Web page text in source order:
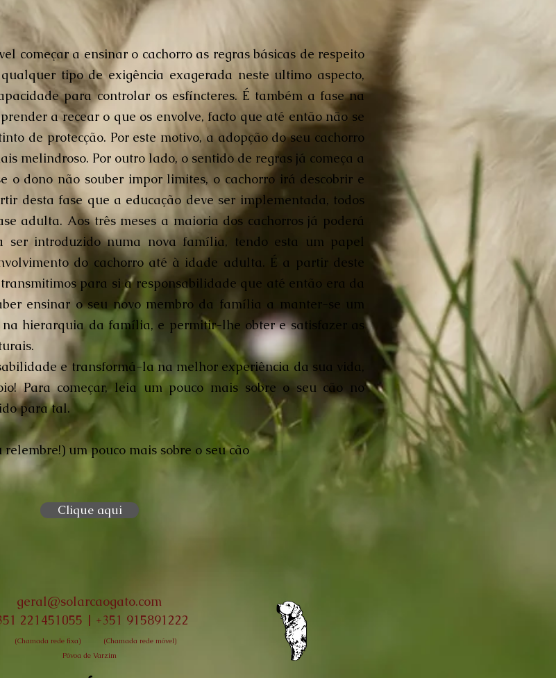
começar a ensinar o cachorro as regras básicas de respeito
tipo de exigência exagerada neste ultimo aspecto,
para controlar os esfíncteres. É também a fase na
a recear o que os envolve, facto que até então não se
de protecção. Por este motivo, a adopção do seu cachorro
melindroso. Por outro lado, o sentido de regras já começa a
o dono não souber impor limites, o cachorro irá descobrir e
desta fase que a educação deve ser implementada, todos
adulta. Aos três meses a maioria dos cachorros já poderá
ser introduzido numa nova família, tendo esta um papel
do cachorro até à idade adulta. É a partir deste
para si a responsabilidade que até então era da
ensinar o seu novo membro da família a manter-se um
na hierarquia da família, e permitir-lhe obter e satisfazer as
e transformá-la na melhor experiência da sua vida,
Para começar, leia um pouco mais sobre o seu cão no
para tal.
um pouco mais sobre o seu cão
Clique aqui
geral@solarcaogato.com
221451055 | +351 915891222
(Chamada rede fixa)
(Chamada rede móvel)
Póvoa de Varzim